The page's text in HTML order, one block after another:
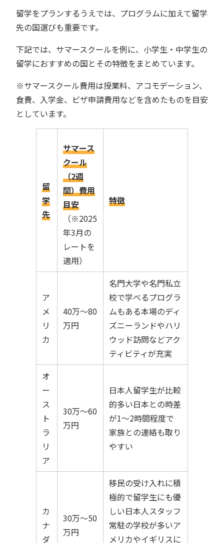
留学をプランするうえでは、プログラムに加えて留学
先の国選びも重要です。
下記では、サマースクールを例に、小学生・中学生の
留学におすすめの国とその特徴をまとめています。
※サマースクール費用は授業料、アコモデーション、
食費、入学金、ビザ申請費用などを含めたものを目安
としています。
留
学
先
サマース
クール
（2週
間）費用
目安
（※2025
年3月の
レートを
適用）
特徴
ア
メ
リ
カ
40万〜80
万円
名門大学や名門私立
校で学べるプログラ
ムもある本場のディ
ズニーランドやハリ
ウッド訪問などアク
ティビティが充実
オ
ー
ス
ト
ラ
リ
ア
30万〜60
万円
日本人留学生が比較
的多い日本との時差
が1〜2時間程度で
家族との連絡も取り
やすい
カ
ナ
ダ
30万〜50
万円
移民の受け入れに積
極的で留学生にも優
しい日本人スタッフ
常駐の学校が多いア
メリカやイギリスに